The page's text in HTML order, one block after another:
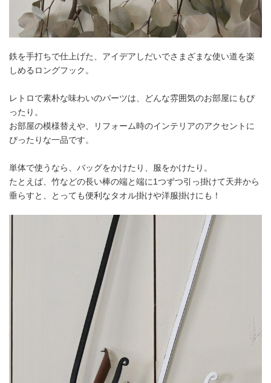
鉄を手打ちで仕上げた、アイデアしだいでさまざまな使い道を楽
しめるロングフック。
レトロで素朴な味わいのパーツは、どんな雰囲気のお部屋にもぴ
ったり。
お部屋の模様替えや、リフォーム時のインテリアのアクセントに
ぴったりな一品です。
単体で使うなら、バッグをかけたり、服をかけたり。
たとえば、竹などの長い棒の端と端に1つずつ引っ掛けて天井から
垂らすと、とっても便利なタオル掛けや洋服掛けにも！